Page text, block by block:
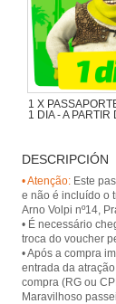
1 X
1 DIA - A PARTIR
DESCRIPCIÓN
• Atenção: Este
e não é incluído o
Arno Volpi nº14,
• É necessário
troca do voucher
• Após a compra
entrada da
compra (RG ou
Maravilhoso